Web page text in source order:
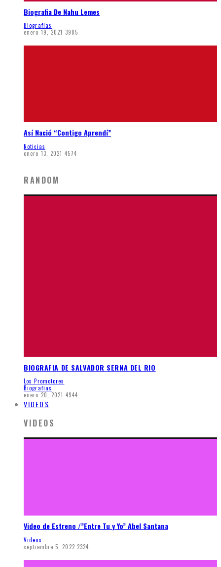
Biografia De Nahu Lemes
Biografias
enero 19, 2021 3985
Así Nació “Contigo Aprendí”
Noticias
enero 13, 2021 4574
RANDOM
BIOGRAFIA DE SALVADOR SERNA DEL RIO
Los Promotores
Biografias
enero 20, 2021 4944
VIDEOS
VIDEOS
Video de Estreno /”Entre Tu y Yo” Abel Santana
Videos
septiembre 5, 2022 2324